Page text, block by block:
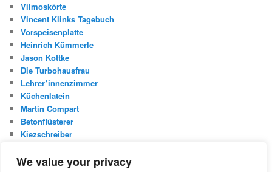
We value your privacy
Vilmoskörte
Vincent Klinks Tagebuch
Vorspeisenplatte
Heinrich Kümmerle
Jason Kottke
Die Turbohausfrau
Lehrer*innenzimmer
Küchenlatein
Martin Compart
Betonflüsterer
Kiezschreiber